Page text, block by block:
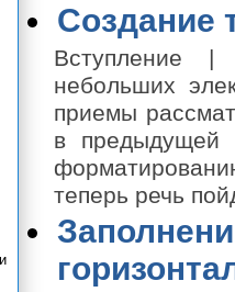
Создание
Вступление |
небольших
приемы
в предыдущей
теперь речь